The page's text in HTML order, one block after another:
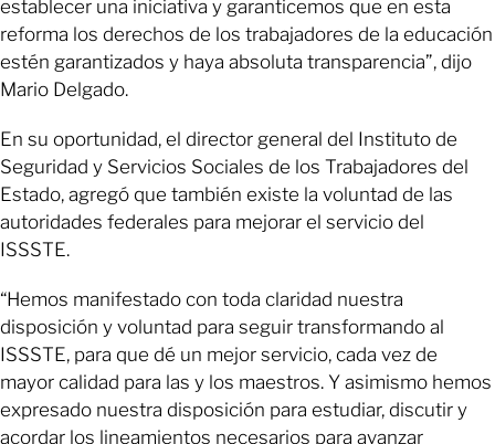
establecer una iniciativa y garanticemos que en esta
reforma los derechos de los trabajadores de la educación
estén garantizados y haya absoluta transparencia”, dijo
Mario Delgado.
En su oportunidad, el director general del Instituto de
Seguridad y Servicios Sociales de los Trabajadores del
Estado, agregó que también existe la voluntad de las
autoridades federales para mejorar el servicio del
ISSSTE.
“Hemos manifestado con toda claridad nuestra
disposición y voluntad para seguir transformando al
ISSSTE, para que dé un mejor servicio, cada vez de
mayor calidad para las y los maestros. Y asimismo hemos
expresado nuestra disposición para estudiar, discutir y
acordar los lineamientos necesarios para avanzar